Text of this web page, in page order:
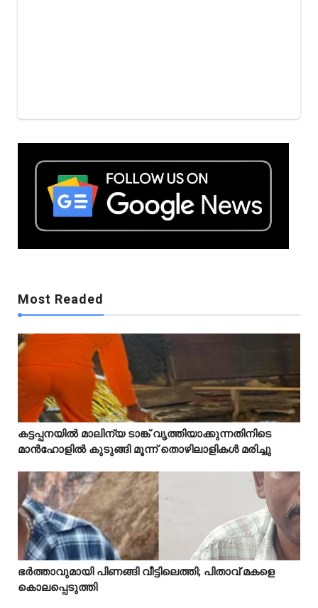
Most Readed
  
കട്ടപ്പനയിൽ മാലിന്യ ടാങ്ക് വൃത്തിയാക്കുന്നതിനിടെ
മാൻഹോളിൽ കുടുങ്ങി മൂന്ന് തൊഴിലാളികൾ മരിച്ചു
  
Mostreaded
ഭർത്താവുമായി പിണങ്ങി വീട്ടിലെത്തി; പിതാവ് മകളെ
കൊലപ്പെടുത്തി
Mostreaded